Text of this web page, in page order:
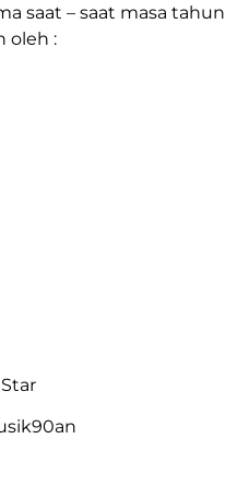
saat – saat masa tahun
oleh :